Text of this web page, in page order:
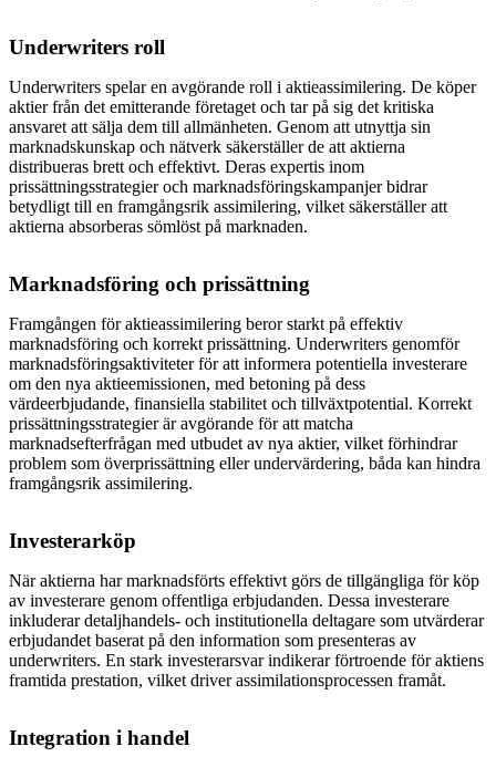
Underwriters roll
Underwriters spelar en avgörande roll i aktieassimilering. De köper
aktier från det emitterande företaget och tar på sig det kritiska
ansvaret att sälja dem till allmänheten. Genom att utnyttja sin
marknadskunskap och nätverk säkerställer de att aktierna
distribueras brett och effektivt. Deras expertis inom
prissättningsstrategier och marknadsföringskampanjer bidrar
betydligt till en framgångsrik assimilering, vilket säkerställer att
aktierna absorberas sömlöst på marknaden.
Marknadsföring och prissättning
Framgången för aktieassimilering beror starkt på effektiv
marknadsföring och korrekt prissättning. Underwriters genomför
marknadsföringsaktiviteter för att informera potentiella investerare
om den nya aktieemissionen, med betoning på dess
värdeerbjudande, finansiella stabilitet och tillväxtpotential. Korrekt
prissättningsstrategier är avgörande för att matcha
marknadsefterfrågan med utbudet av nya aktier, vilket förhindrar
problem som överprissättning eller undervärdering, båda kan hindra
framgångsrik assimilering.
Investerarköp
När aktierna har marknadsförts effektivt görs de tillgängliga för köp
av investerare genom offentliga erbjudanden. Dessa investerare
inkluderar detaljhandels- och institutionella deltagare som utvärderar
erbjudandet baserat på den information som presenteras av
underwriters. En stark investerarsvar indikerar förtroende för aktiens
framtida prestation, vilket driver assimilationsprocessen framåt.
Integration i handel